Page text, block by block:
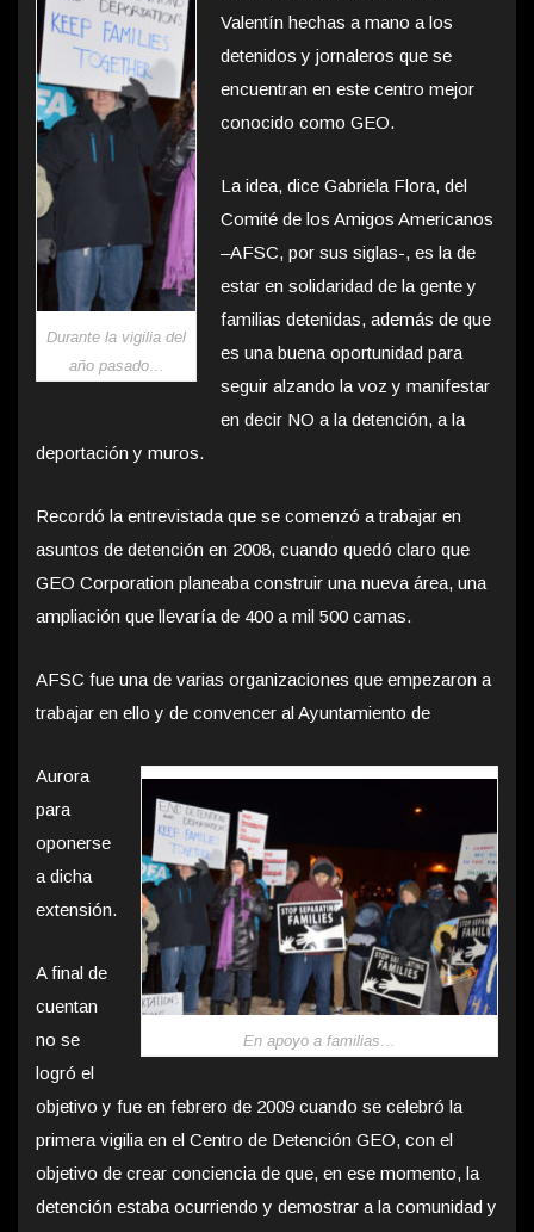
Durante la vigilia del
año pasado…
Valentín hechas a mano a los
detenidos y jornaleros que se
encuentran en este centro mejor
conocido como GEO.
La idea, dice Gabriela Flora, del
Comité de los Amigos Americanos
–AFSC, por sus siglas-, es la de
estar en solidaridad de la gente y
familias detenidas, además de que
es una buena oportunidad para
seguir alzando la voz y manifestar
en decir NO a la detención, a la
deportación y muros.
Recordó la entrevistada que se comenzó a trabajar en
asuntos de detención en 2008, cuando quedó claro que
GEO Corporation planeaba construir una nueva área, una
ampliación que llevaría de 400 a mil 500 camas.
AFSC fue una de varias organizaciones que empezaron a
trabajar en ello y de convencer al Ayuntamiento de
En apoyo a familias…
Aurora
para
oponerse
a dicha
extensión.
A final de
cuentan
no se
logró el
objetivo y fue en febrero de 2009 cuando se celebró la
primera vigilia en el Centro de Detención GEO, con el
objetivo de crear conciencia de que, en ese momento, la
detención estaba ocurriendo y demostrar a la comunidad y